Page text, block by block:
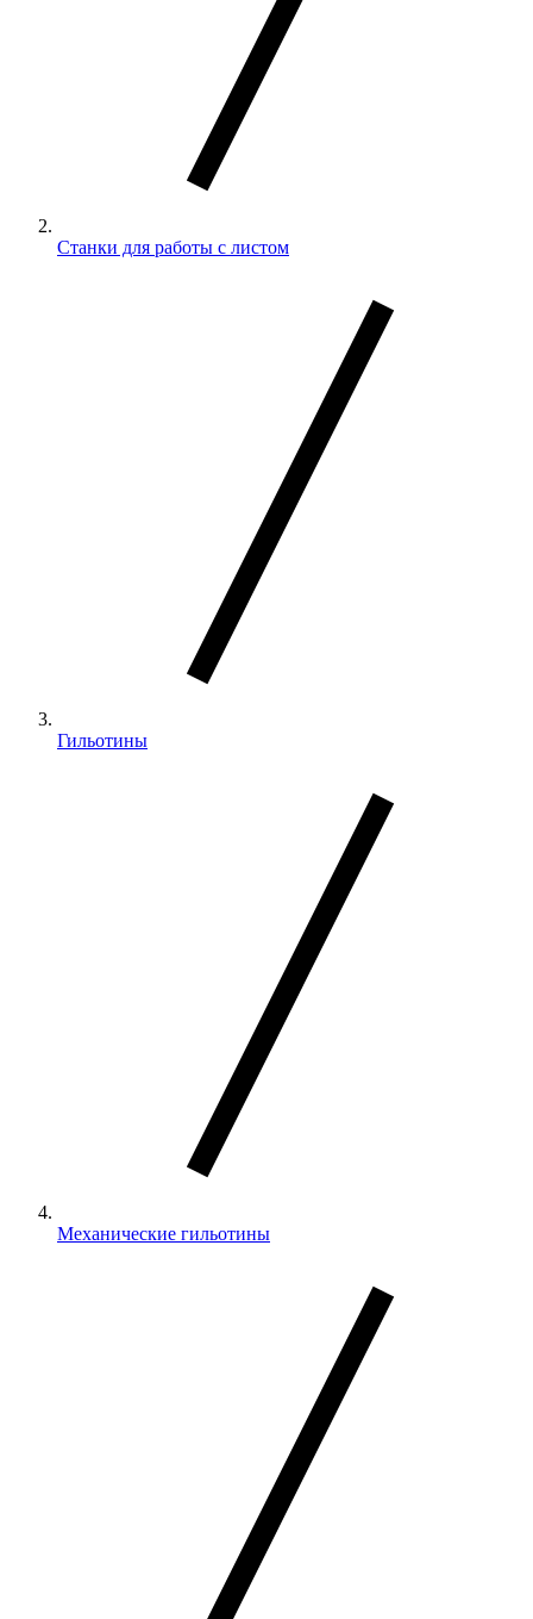
Станки для работы с листом
Гильотины
Механические гильотины